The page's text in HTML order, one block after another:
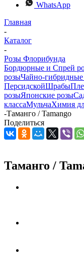
WhatsApp
Главная
-
Каталог
-
Розы Флорибунда
Бордюрные и Спрей
розыЧайно-
ПерсидскойШрабы
розыЯпонские розы
классаМульчаХимия
-Таманго / Tamango
Поделиться
Таманго /